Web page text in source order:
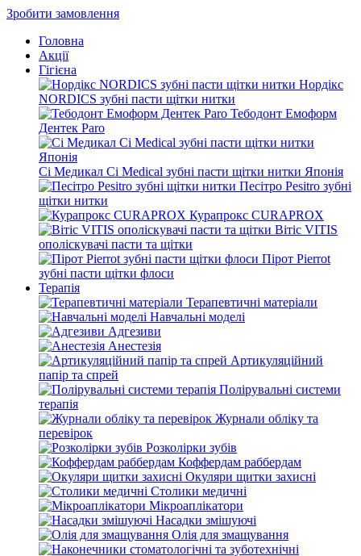
Зробити замовлення
Головна
Акції
Гігієна
Нордікс
NORDICS зубні пасти щітки нитки
Тебодонт Емоформ
Дентек Paro
Сі Медикал Ci Medical зубні пасти щітки нитки Японія
Песітро Pesitro зубні
щітки нитки
Курапрокс CURAPROX
Вітіс VITIS
ополіскувачі пасти та щітки
Пірот Pierrot
зубні пасти щітки флоси
Терапія
Терапевтичні матеріали
Навчальні моделі
Адгезиви
Анестезія
Артикуляційний
папір та спрей
Полірувальні системи
терапія
Журнали обліку та
перевірок
Розколірки зубів
Коффердам раббердам
Окуляри щитки захисні
Столики медичні
Мікроаплікатори
Насадки змішуючі
Олія для змащування